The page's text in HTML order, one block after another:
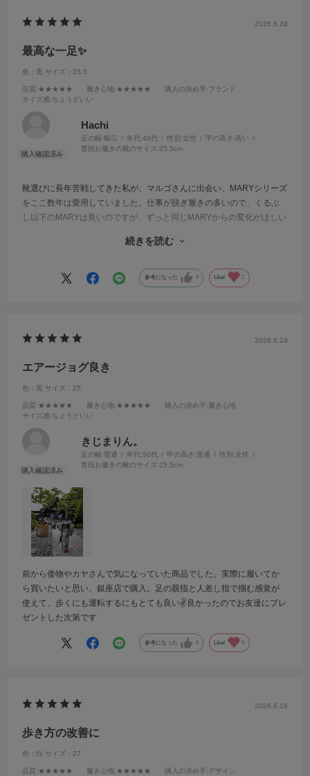
2026.6.28
最高な一足✨️
色：黒 サイズ：25.5
品質:★★★★★ 履き心地:★★★★★ 購入の決め手 :ブランド
サイズ感:ちょうどいい
Hachi
足の幅:幅広 年代:40代 性別:女性 甲の高さ:高い
普段お履きの靴のサイズ:25.5cm
靴選びに長年苦戦してきた私が、マルゴさんに出会い、MARYシリーズ
をここ数年は愛用していました。仕事が脱ぎ履きの多いので、くるぶ
し以下のMARYは良いのですが、ずっと同じMARYからの変化がほしい
感、閉塞感、脱ぎ履きのストレスなど私の希望を超えてました。
続きを読む
参考になった 0 Like! 1
2026.6.24
エアージョグ良き
色：黒 サイズ：25
品質:★★★★★ 履き心地:★★★★★ 購入の決め手 :履き心地
サイズ感:ちょうどいい
きじまりん。
足の幅: 普通 年代:50代 甲の高さ: 普通 性別:女性
普段お履きの靴のサイズ:25.5cm
前から倭物やカヤさんで気になっていた商品でした。実際に履いてか
ら買いたいと思い、銀座店で購入。足の親指と人差し指で掴む感覚が
使えて、歩くにも運転するにもとても良い✌️良かったのでお友達にプレ
ゼントした次第です
参考になった 0 Like! 0
2026.6.16
歩き方の改善に
色：白 サイズ：27
品質:★★★★★ 履き心地:★★★★★ 購入の決め手 :デザイン